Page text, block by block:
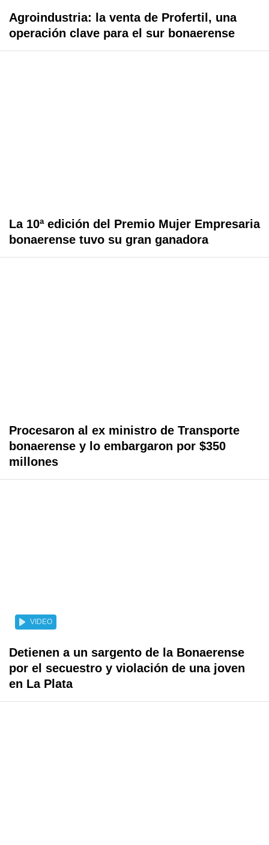
Agroindustria: la venta de Profertil, una
operación clave para el sur bonaerense
La 10ª edición del Premio Mujer Empresaria
bonaerense tuvo su gran ganadora
Procesaron al ex ministro de Transporte
bonaerense y lo embargaron por $350
millones
VIDEO
Detienen a un sargento de la Bonaerense
por el secuestro y violación de una joven
en La Plata